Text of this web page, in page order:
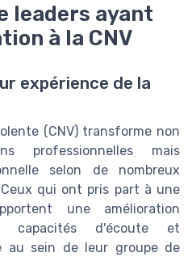
leaders ayant
à la CNV
expérience de la
(CNV) transforme non
professionnelles mais
selon de nombreux
qui ont pris part à une
une amélioration
capacités d'écoute et
au sein de leur groupe de